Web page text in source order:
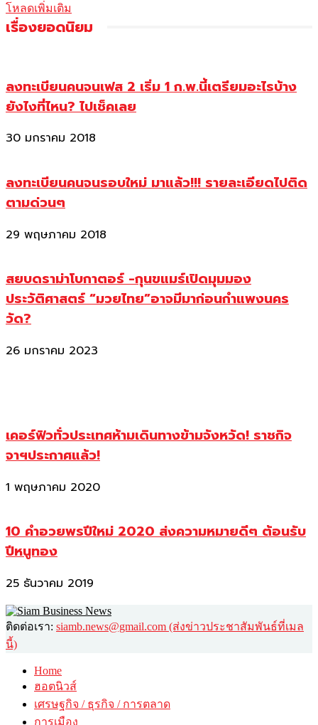
โหลดเพิ่มเติม
เรื่องยอดนิยม
ลงทะเบียนคนจนเฟส 2 เริ่ม 1 ก.พ.นี้เตรียมอะไรบ้าง
ยังไงที่ไหน? ไปเช็คเลย
30 มกราคม 2018
ลงทะเบียนคนจนรอบใหม่ มาแล้ว!!! รายละเอียดไปติด
ตามด่วนๆ
29 พฤษภาคม 2018
สยบดราม่าโบกาตอร์ -กุนขแมร์เปิดมุมมอง
ประวัติศาสตร์ “มวยไทย”อาจมีมาก่อนกำแพงนคร
วัด?
26 มกราคม 2023
เคอร์ฟิวทั่วประเทศห้ามเดินทางข้ามจังหวัด! ราชกิจ
จาฯประกาศแล้ว!
1 พฤษภาคม 2020
10 คำอวยพรปีใหม่ 2020 ส่งความหมายดีๆ ต้อนรับ
ปีหนูทอง
25 ธันวาคม 2019
ติดต่อเรา: siamb.news@gmail.com (ส่งข่าวประชาสัมพันธ์ที่เมล
นี้)
Home
ฮอตนิวส์
เศรษฐกิจ / ธุรกิจ / การตลาด
การเมือง